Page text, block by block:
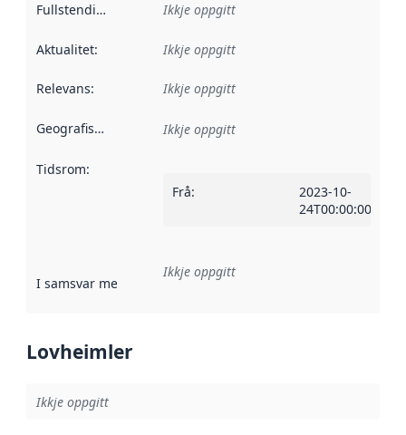
Fullstendigheit Ikkje oppgitt
Aktualitet: Ikkje oppgitt
Relevans: Ikkje oppgitt
Geografisk område Ikkje oppgitt
Tidsrom:
Frå:
2023-10-
24T00:00:00Z
I samsvar med Referanse til ei implementeringsregel eller
Ikkje oppgitt
Lovheimler
Ikkje oppgitt